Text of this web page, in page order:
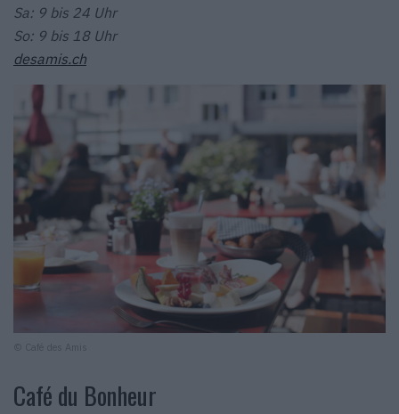
Sa: 9 bis 24 Uhr
So: 9 bis 18 Uhr
desamis.ch
© Café des Amis
Café du Bonheur